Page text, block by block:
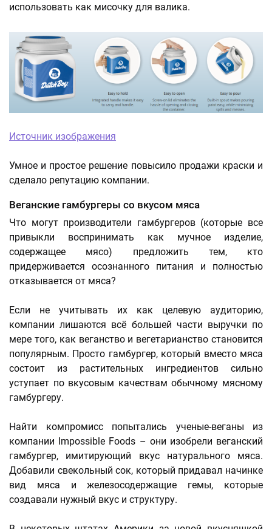
использовать как мисочку для валика.
Источник изображения
Умное и простое решение повысило продажи краски и
сделало репутацию компании.
Веганские гамбургеры со вкусом мяса
Что могут производители гамбургеров (которые все
привыкли воспринимать как мучное изделие,
содержащее мясо) предложить тем, кто
придерживается осознанного питания и полностью
отказывается от мяса?
Если не учитывать их как целевую аудиторию,
компании лишаются всё большей части выручки по
мере того, как веганство и вегетарианство становится
популярным. Просто гамбургер, который вместо мяса
состоит из растительных ингредиентов сильно
уступает по вкусовым качествам обычному мясному
гамбургеру.
Найти компромисс попытались ученые-веганы из
компании Impossible Foods – они изобрели веганский
гамбургер, имитирующий вкус натурального мяса.
Добавили свекольный сок, который придавал начинке
вид мяса и железосодержащие гемы, которые
создавали нужный вкус и структуру.